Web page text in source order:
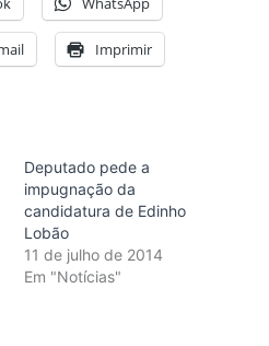
Imprimir
Deputado pede a
impugnação da
candidatura de Edinho
Lobão
11 de julho de 2014
Em "Notícias"